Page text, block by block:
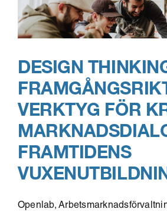
DESIGN
VERKTYG FÖR
FRAMTIDENS
Openlab,